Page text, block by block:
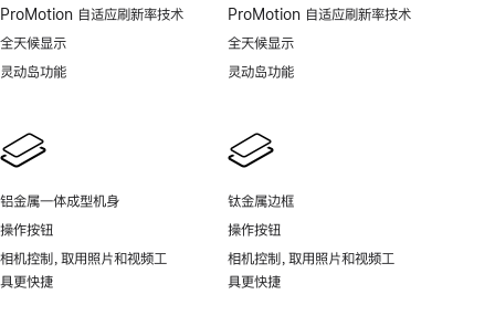
脚
ProMotion 自适应刷新率技术
全天候显示
灵动岛功能
铝金属一体成型机身
操作按钮
相机控制，取用照片和视频工
具更快捷
脚
ProMotion 自适应刷新率技术
全天候显示
灵动岛功能
钛金属边框
操作按钮
相机控制，取用照片和视频工
具更快捷